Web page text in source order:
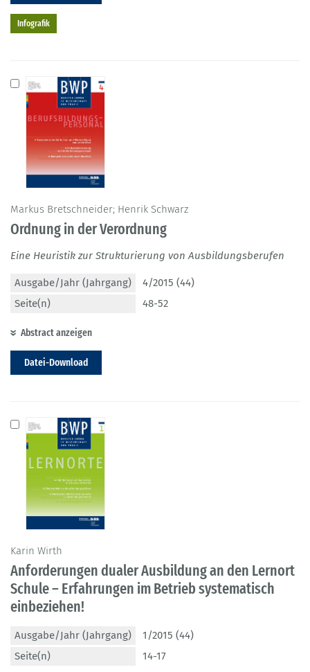
Infografik
Markus Bretschneider; Henrik Schwarz
Ordnung in der Verordnung
Eine Heuristik zur Strukturierung von Ausbildungsberufen
Ausgabe/Jahr (Jahrgang)
4/2015 (44)
Seite(n)
48-52
Abstract anzeigen
Datei-Download
Karin Wirth
Anforderungen dualer Ausbildung an den Lernort
Schule – Erfahrungen im Betrieb systematisch
einbeziehen!
Ausgabe/Jahr (Jahrgang)
1/2015 (44)
Seite(n)
14-17